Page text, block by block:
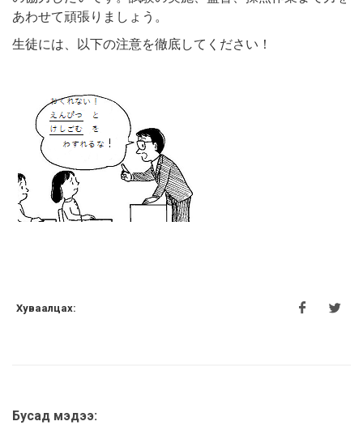
あわせて頑張りましょう。
生徒には、以下の注意を徹底してください！
Хуваалцах:
Бусад мэдээ: